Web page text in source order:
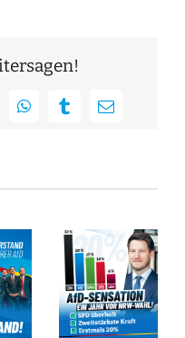
WhatsAppTumblrE-